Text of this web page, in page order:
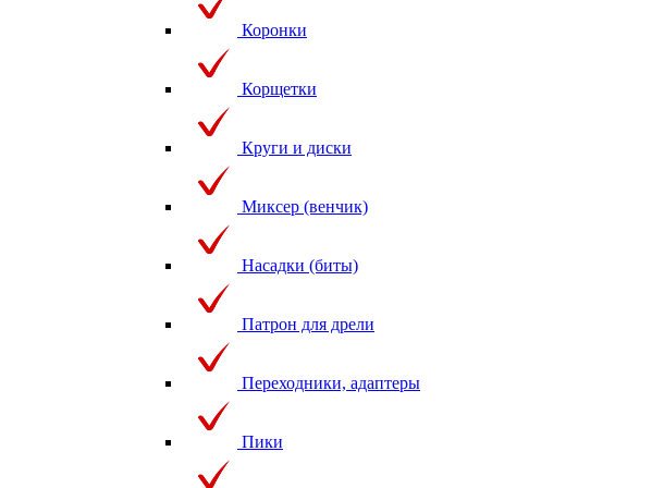
Коронки
Корщетки
Круги и диски
Миксер (венчик)
Насадки (биты)
Патрон для дрели
Переходники, адаптеры
Пики